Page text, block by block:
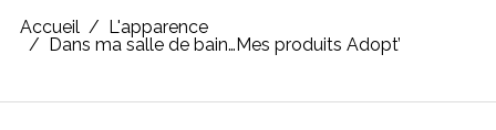
Accueil
L'apparence
Dans ma salle de bain…Mes produits Adopt’